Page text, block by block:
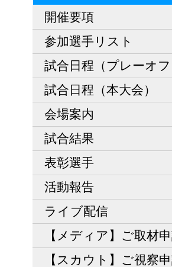
開催要項
参加選手リスト
試合日程（プレーオフ
試合日程（本大会）
会場案内
試合結果
表彰選手
活動報告
ライブ配信
【メディア】ご取材
【スカウト】ご視察